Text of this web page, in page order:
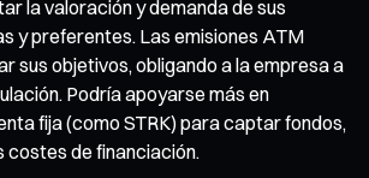
la valoración y demanda de sus
y preferentes. Las emisiones ATM
sus objetivos, obligando a la empresa a
Podría apoyarse más en
fija (como STRK) para captar fondos,
costes de financiación.